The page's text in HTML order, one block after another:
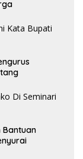
Bantuan